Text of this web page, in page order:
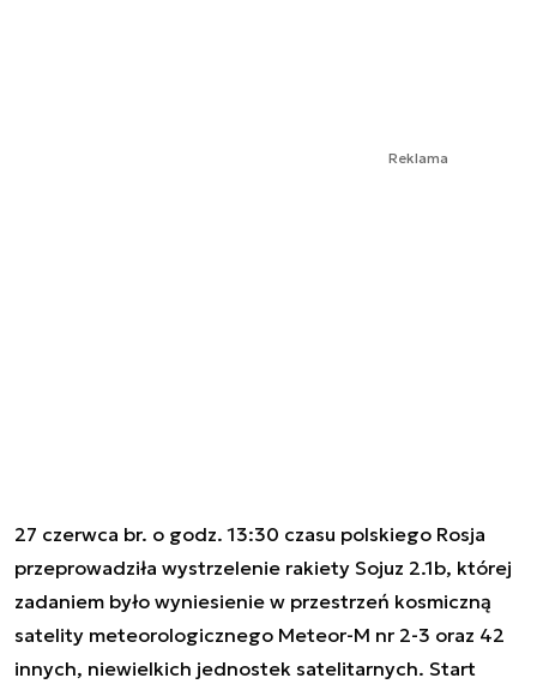
Reklama
27 czerwca br. o godz. 13:30 czasu polskiego Rosja
przeprowadziła wystrzelenie rakiety Sojuz 2.1b, której
zadaniem było wyniesienie w przestrzeń kosmiczną
satelity meteorologicznego Meteor-M nr 2-3 oraz 42
innych, niewielkich jednostek satelitarnych. Start